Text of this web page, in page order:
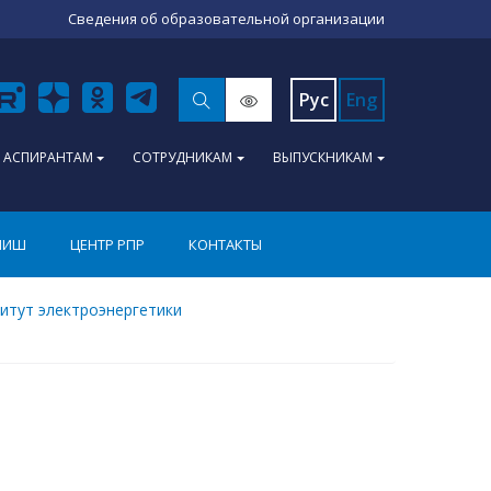
Сведения об образовательной организации
Рус Eng
АСПИРАНТАМ СОТРУДНИКАМ ВЫПУСКНИКАМ
ЦЕНТР РПР КОНТАКТЫ
электроэнергетики